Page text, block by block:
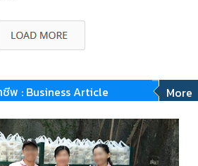
ชีพ : Business Article More